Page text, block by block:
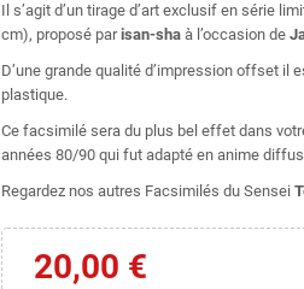
Il s’agit d’un tirage d’art exclusif en série
cm), proposé parisan-shaà l’occasion de
D’une grande qualité d’impression offset il
plastique.
Ce facsimilé sera du plus bel effet dans
années 80/90 qui fut adapté en anime
Regardez nos autres Facsimilés du Sensei
20,00 €